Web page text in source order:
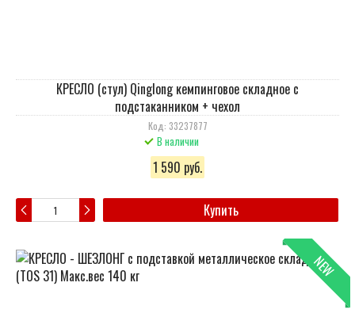
КРЕСЛО (стул) Qinglong кемпинговое складное с
подстаканником + чехол
Код: 33237877
В наличии
1 590 руб.
Купить
NEW